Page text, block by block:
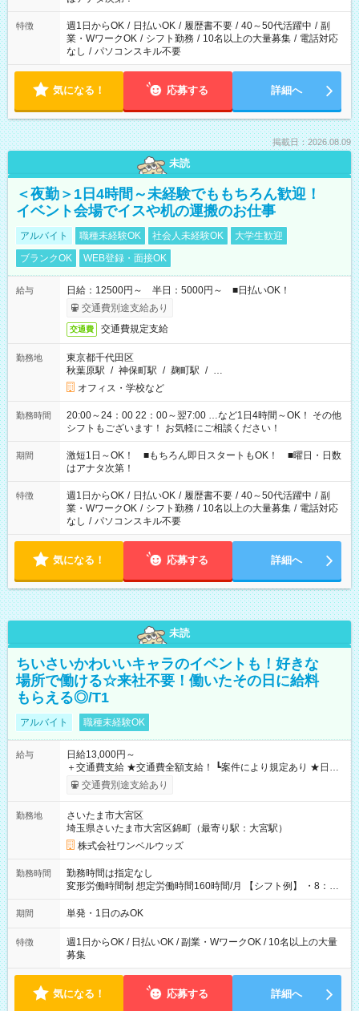
特徴 週1日からOK / 日払いOK / 履歴書不要 / 40～50代活躍中 / 副
業・WワークOK / シフト勤務 / 10名以上の大量募集 / 電話対応
なし / パソコンスキル不要
気になる！ 応募する 詳細へ
掲載日：2026.08.09
未読
＜夜勤＞1日4時間～未経験でももちろん歓迎！
イベント会場でイスや机の運搬のお仕事
アルバイト 職種未経験OK 社会人未経験OK
大学生歓迎
ブランクOK
WEB登録・面接OK
給与
日給：12500円～ 半日：5000円～ ■日払いOK！
交通費別途支給あり
交通費 交通費規定支給
勤務地
東京都千代田区
秋葉原駅 / 神保町駅 / 麹町駅 / …
オフィス・学校など
勤務時間
20:00～24：00 22：00～翌7:00 …など1日4時間～OK！ その他
シフトもございます！ お気軽にご相談ください！
期間
激短1日～OK！ ■もちろん即日スタートもOK！ ■曜日・日数
はアナタ次第！
特徴 週1日からOK / 日払いOK / 履歴書不要 / 40～50代活躍中 / 副
業・WワークOK / シフト勤務 / 10名以上の大量募集 / 電話対応
なし / パソコンスキル不要
気になる！ 応募する 詳細へ
未読
ちいさいかわいいキャラのイベントも！好きな
場所で働ける☆来社不要！働いたその日に給料
もらえる◎/T1
アルバイト 職種未経験OK
給与
日給13,000円～
＋交通費支給 ★交通費全額支給！ ┗案件により規定あり ★日払
いOK！（規定あり） ┗働いたその日に現金GET♪ お仕事後はコ
ンビニATMから 日払い分を引き落とせます！ 【試用期間】試
交通費別途支給あり
勤務地
さいたま市大宮区
埼玉県さいたま市大宮区錦町（最寄り駅：大宮駅）
株式会社ワンベルウッズ
勤務時間
勤務時間は指定なし
変形労働時間制 想定労働時間160時間/月 【シフト例】 ・8：00
～21：00
期間 単発・1日のみOK
特徴
週1日からOK / 日払いOK / 副業・WワークOK / 10名以上の大量
募集
気になる！ 応募する 詳細へ